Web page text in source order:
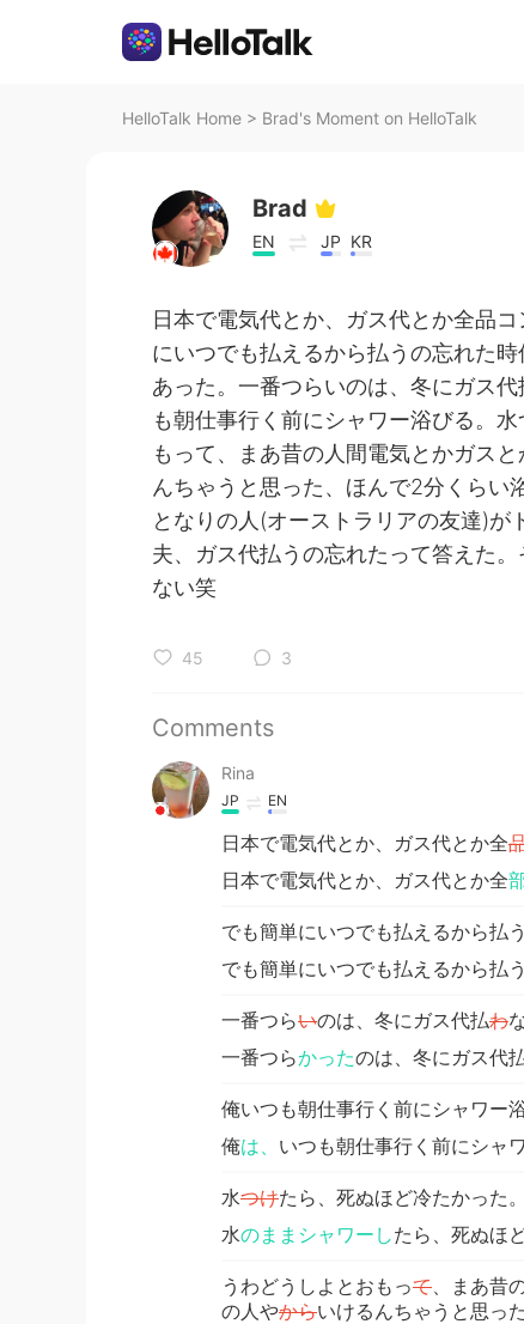
HelloTalk Home > Brad's Moment on HelloTalk
Brad
EN JP KR
日本で電気代とか、ガス代とか全品
にいつでも払えるから払うの忘れた時
あった。一番つらいのは、冬にガス
も朝仕事行く前にシャワー浴びる。
もって、まあ昔の人間電気とかガス
んちゃうと思った、ほんで2分くらい
となりの人(オーストラリアの友達)
夫、ガス代払うの忘れたって答えた
ない笑
45 3
Comments
Rina
JP EN
日本で電気代とか、ガス代とか全
日本で電気代とか、ガス代とか全
でも簡単にいつでも払えるから払
でも簡単にいつでも払えるから払
一番つらいのは、冬にガス代払わ
一番つらかったのは、冬にガス代
俺いつも朝仕事行く前にシャワー
俺は、 いつも朝仕事行く前にシャ
水つけたら、死ぬほど冷たかった。
水のままシャワーしたら、死ぬほ
うわどうしよとおもって、まあ昔
の人やからいけるんちゃうと思った